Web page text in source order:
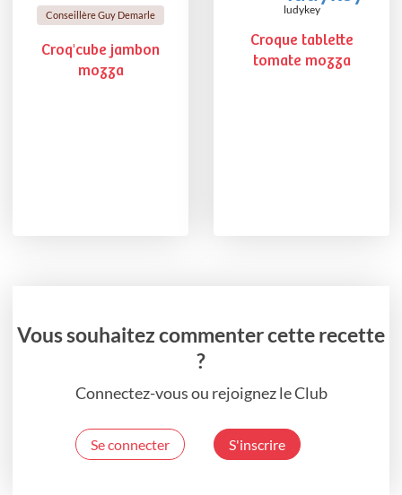
Conseillère Guy Demarle
Croq'cube jambon
mozza
ludykey
Croque tablette
tomate mozza
Vous souhaitez commenter cette recette
?
Connectez-vous ou rejoignez le Club
Se connecter S'inscrire